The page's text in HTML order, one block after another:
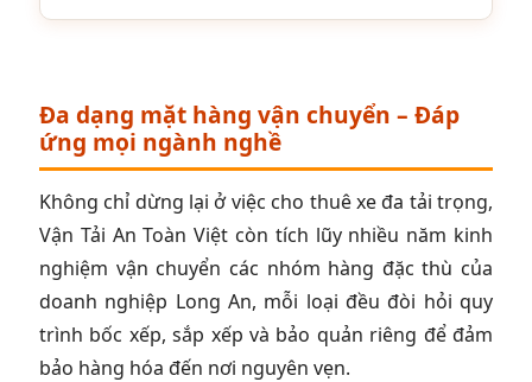
Đa dạng mặt hàng vận chuyển – Đáp
ứng mọi ngành nghề
Không chỉ dừng lại ở việc cho thuê xe đa tải trọng,
Vận Tải An Toàn Việt còn tích lũy nhiều năm kinh
nghiệm vận chuyển các nhóm hàng đặc thù của
doanh nghiệp Long An, mỗi loại đều đòi hỏi quy
trình bốc xếp, sắp xếp và bảo quản riêng để đảm
bảo hàng hóa đến nơi nguyên vẹn.